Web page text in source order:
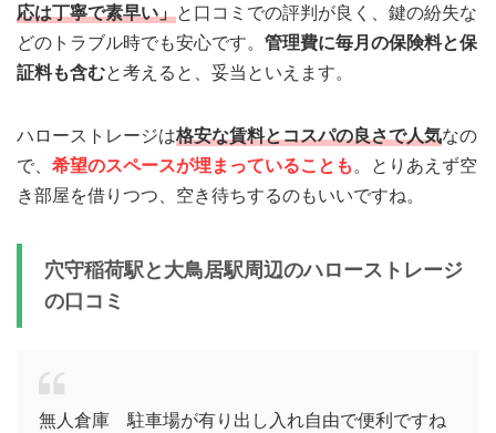
応は丁寧で素早い」と口コミでの評判が良く、鍵の紛失な
どのトラブル時でも安心です。 管理費に毎月の保険料と保
証料も含むと考えると、妥当といえます。
ハローストレージは格安な賃料とコスパの良さで人気なの
で、 希望のスペースが埋まっていることも。とりあえず空
き部屋を借りつつ、空き待ちするのもいいですね。
穴守稲荷駅と大鳥居駅周辺のハローストレージ
の口コミ
無人倉庫 駐車場が有り出し入れ自由で便利ですね